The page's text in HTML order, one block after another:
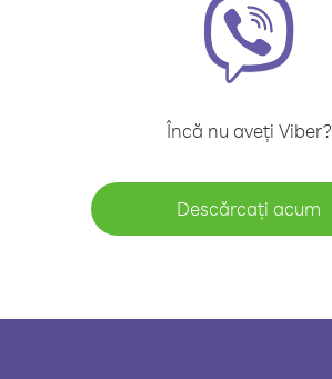
Încă nu aveți Viber?
Descărcați acum